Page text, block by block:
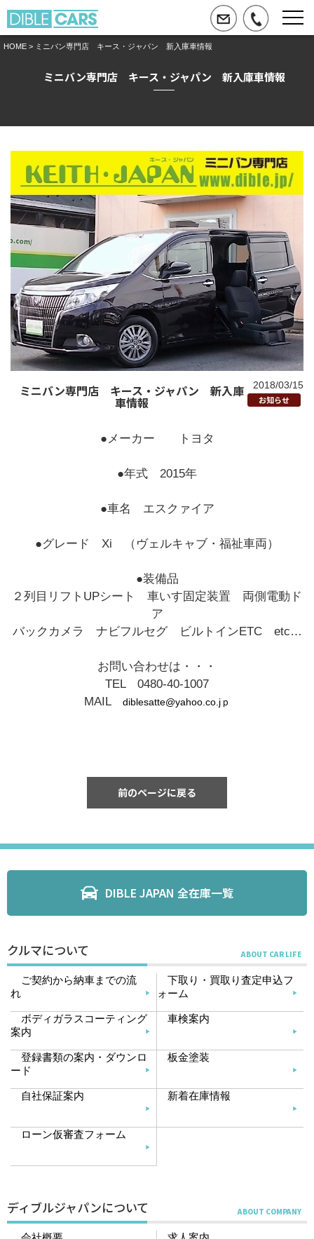
HOME > ミニバン専門店 キース・ジャパン 新入庫車情報
ミニバン専門店 キース・ジャパン 新入庫車情報
ミニバン専門店 キース・ジャパン 新入庫
車情報
2018/03/15
お知らせ
●メーカー トヨタ
●年式 2015年
●車名 エスクァイア
●グレード Xi （ヴェルキャブ・福祉車両）
●装備品
２列目リフトUPシート 車いす固定装置 両側電動ド
ア
バックカメラ ナビフルセグ ビルトインETC etc…
お問い合わせは・・・
TEL 0480-40-1007
MAIL
diblesatte@yahoo.co.jｐ
前のページに戻る
DIBLE JAPAN 全在庫一覧
クルマについて
ご契約から納車までの流
れ
下取り・買取り査定申込フ
ォーム
ボディガラスコーティング
案内
車検案内
登録書類の案内・ダウンロ
ード
板金塗装
自社保証案内 新着在庫情報
ローン仮審査フォーム
ディブルジャパンについて